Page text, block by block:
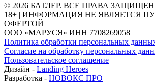
© 2026 БАТЛЕР. ВСЕ ПРАВА
18+ | ИНФОРМАЦИЯ НЕ ЯВЛЯЕТСЯ
ОФЕРТОЙ
ООО «МАРУСЯ» ИНН 7708269058
Политика обработки персональных
Согласие на обработку персональных
Пользовательское соглашение
Дизайн - Landing Heroes
Разработка - НОВОКС ПРО